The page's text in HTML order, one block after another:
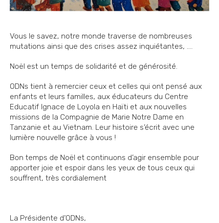
Vous le savez, notre monde traverse de nombreuses
mutations ainsi que des crises assez inquiétantes, ….
Noël est un temps de solidarité et de générosité.
ODNs tient à remercier ceux et celles qui ont pensé aux
enfants et leurs familles, aux éducateurs du Centre
Educatif Ignace de Loyola en Haïti et aux nouvelles
missions de la Compagnie de Marie Notre Dame en
Tanzanie et au Vietnam. Leur histoire s’écrit avec une
lumière nouvelle grâce à vous !
Bon temps de Noël et continuons d’agir ensemble pour
apporter joie et espoir dans les yeux de tous ceux qui
souffrent, très cordialement
La Présidente d’ODNs,